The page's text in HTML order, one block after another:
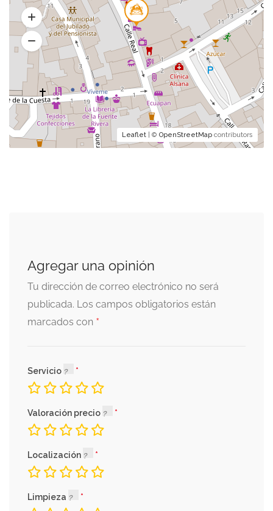
Leaflet | © OpenStreetMap contributors
Agregar una opinión
Tu dirección de correo electrónico no será
publicada. Los campos obligatorios están
marcados con *
Servicio
Valoración precio
Localización
Limpieza